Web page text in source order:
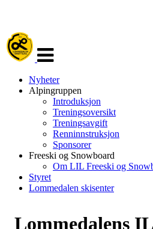
navigasjon
Nyheter
Alpingruppen
Introduksjon
Treningsoversikt
Treningsavgift
Renninnstruksjon
Sponsorer
Freeski og Snowboard
Om LIL Freeski og
Styret
Lommedalen skisenter
Lommedalens